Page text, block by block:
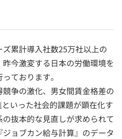
ズ累計導入社数25万社以上の
今激変する日本の労働環境を
ております。
争の激化、男女間賃金格差の
いった社会的課題が顕在化す
抜本的な見直しが求められて
ョブカン給与計算』のデータ